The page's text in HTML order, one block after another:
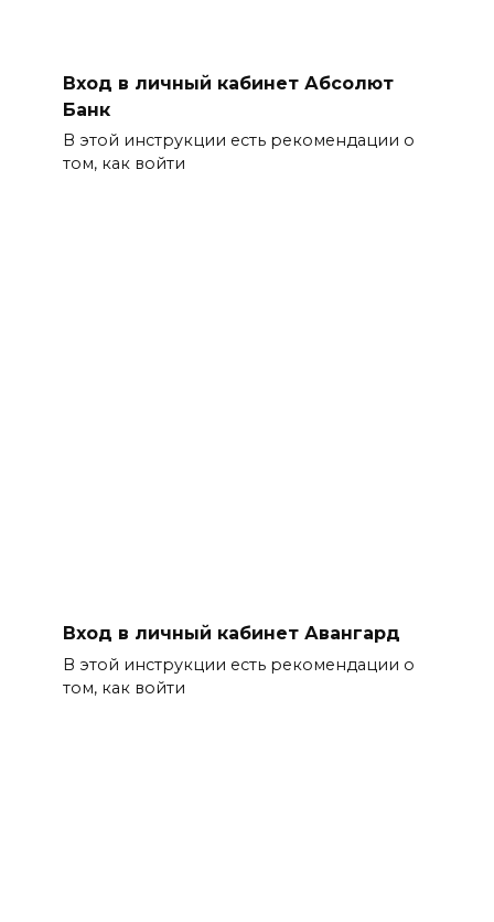
Вход в личный кабинет Абсолют
Банк
В этой инструкции есть рекомендации о
том, как войти
Вход в личный кабинет Авангард
В этой инструкции есть рекомендации о
том, как войти